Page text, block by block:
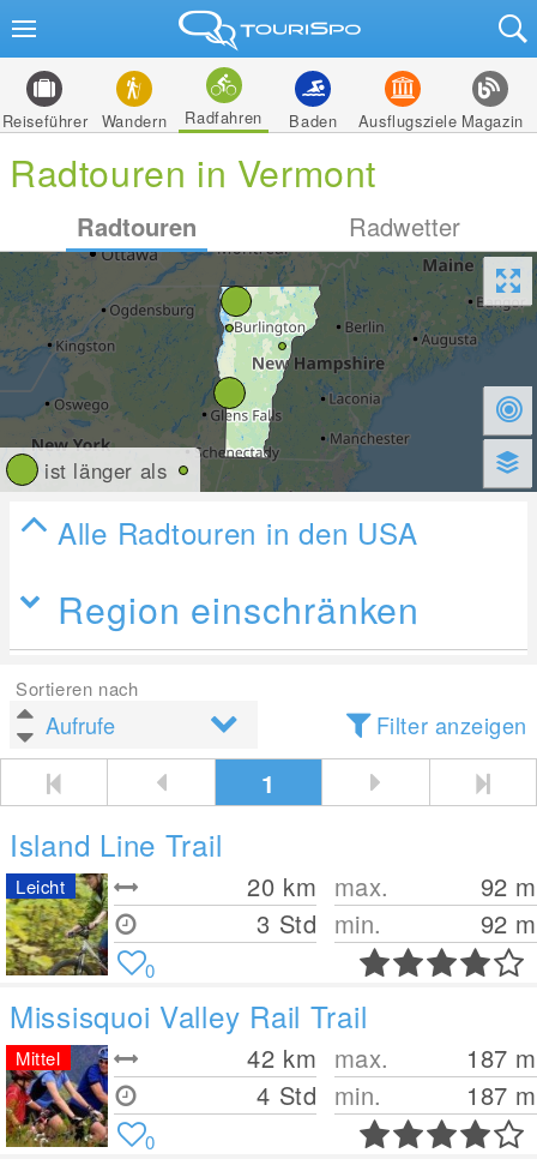
Reiseführer Wandern Radfahren Baden Ausflugsziele Magazin
Radtouren in Vermont
Radtouren Radwetter
ist länger als
Alle Radtouren in den USA
Region einschränken
Sortieren nach
Filter anzeigen
1
Island Line Trail
20 km
3 Std
max. 92 m
min.
92 m
Leicht
0
Missisquoi Valley Rail Trail
42 km
4 Std
max. 187 m
min.
187 m
Mittel
0